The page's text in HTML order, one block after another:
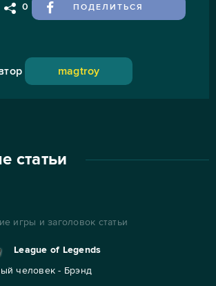
0 ПОДЕЛИТЬСЯ
magtroy
статьи
игры и заголовок статьи
League of Legends
человек - Брэнд